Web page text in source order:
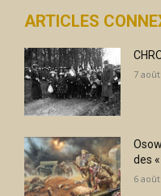
ARTICLES
7
des
6